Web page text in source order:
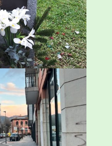
larriena»
02-06